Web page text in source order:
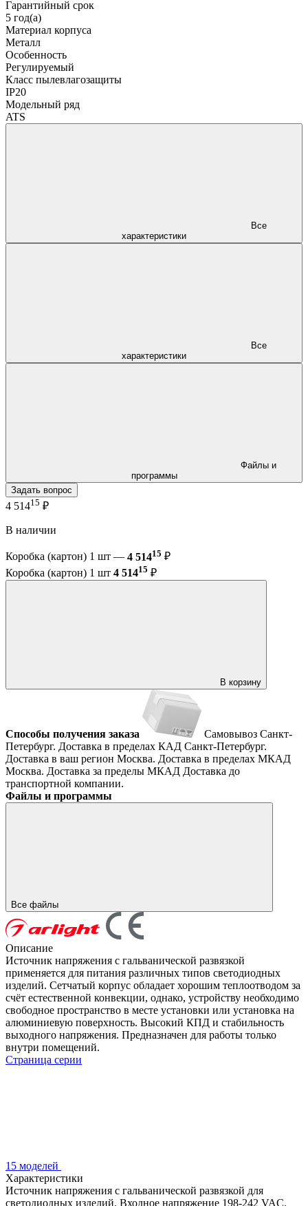
Гарантийный срок
5 год(а)
Материал корпуса
Металл
Особенность
Регулируемый
Класс пылевлагозащиты
IP20
Модельный ряд
ATS
характеристики
характеристики
программы
Задать вопрос
4 51415 ₽
В наличии
Коробка (картон) 1 шт — 4 51415 ₽
Коробка (картон) 1 шт 4 51415 ₽
В корзину
Способы получения заказа Самовывоз Санкт-
Петербург. Доставка в пределах КАД Санкт-Петербург.
Доставка в ваш регион Москва. Доставка в пределах МКАД
Москва. Доставка за пределы МКАД Доставка до
транспортной компании.
Файлы и программы
Все файлы
Описание
Источник напряжения с гальванической развязкой
применяется для питания различных типов светодиодных
изделий. Сетчатый корпус обладает хорошим теплоотводом за
счёт естественной конвекции, однако, устройству необходимо
свободное пространство в месте установки или установка на
алюминиевую поверхность. Высокий КПД и стабильность
выходного напряжения. Предназначен для работы только
внутри помещений.
Страница серии
15 моделей
Характеристики
Источник напряжения с гальванической развязкой для
светодиодных изделий. Входное напряжение 198-242 VAC.